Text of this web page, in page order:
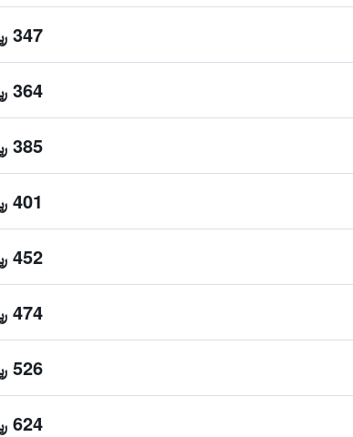
347 ﷼
364 ﷼
385 ﷼
401 ﷼
452 ﷼
474 ﷼
526 ﷼
624 ﷼